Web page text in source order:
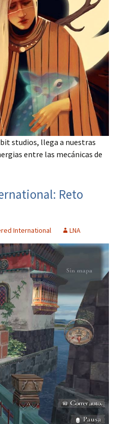
studios, llega a nuestras
entre las mecánicas de
Reto
International LNA